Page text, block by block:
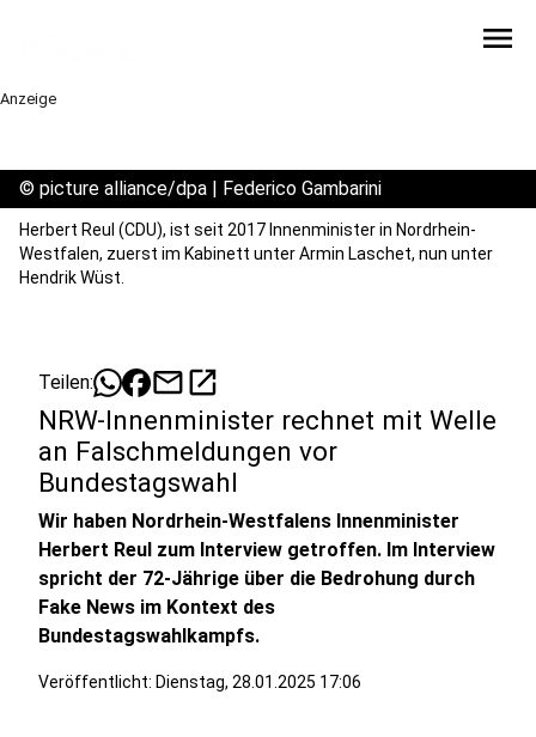
menu
Anzeige
© picture alliance/dpa | Federico Gambarini
Herbert Reul (CDU), ist seit 2017 Innenminister in Nordrhein-
Westfalen, zuerst im Kabinett unter Armin Laschet, nun unter
Hendrik Wüst.
Teilen: mailopen_in_new
NRW-Innenminister rechnet mit Welle
an Falschmeldungen vor
Bundestagswahl
Wir haben Nordrhein-Westfalens Innenminister
Herbert Reul zum Interview getroffen. Im Interview
spricht der 72-Jährige über die Bedrohung durch
Fake News im Kontext des
Bundestagswahlkampfs.
Veröffentlicht: Dienstag, 28.01.2025 17:06